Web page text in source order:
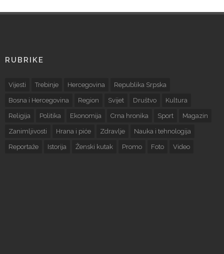
RUBRIKE
Vijesti Trebinje Hercegovina Republika Srpska
Bosna i Hercegovina Region Svijet Društvo Kultura
Religija Politika Ekonomija Crna hronika Sport Magazin
Zanimljivosti Hrana i piće Zdravlje Nauka i tehnologija
Reportaže Istorija Ženski kutak Promo Foto Video